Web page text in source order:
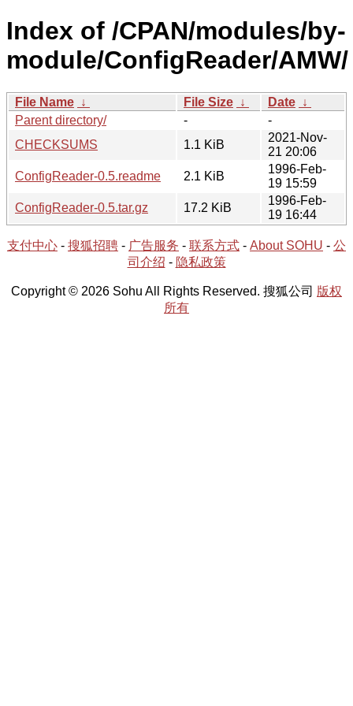
Index of /CPAN/modules/by-
module/ConfigReader/AMW/
File Name ↓ File Size ↓ Date ↓
Parent directory/
-
-
CHECKSUMS
1.1 KiB
2021-Nov-
21 20:06
ConfigReader-0.5.readme
2.1 KiB
1996-Feb-
19 15:59
ConfigReader-0.5.tar.gz
17.2 KiB
1996-Feb-
19 16:44
支付中心 - 搜狐招聘 - 广告服务 - 联系方式 - About SOHU - 公
司介绍 - 隐私政策
Copyright © 2026 Sohu All Rights Reserved. 搜狐公司 版权
所有